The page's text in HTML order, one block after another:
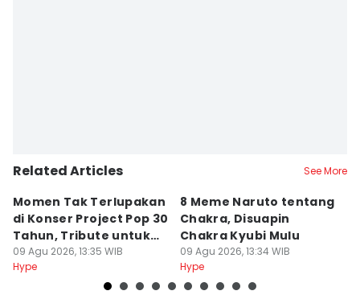
Related Articles See More
Momen Tak Terlupakan
di Konser Project Pop 30
Tahun, Tribute untuk
Oon
09 Agu 2026, 13:35 WIB
Hype
8 Meme Naruto tentang
Chakra, Disuapin
Chakra Kyubi Mulu
09 Agu 2026, 13:34 WIB
Hype